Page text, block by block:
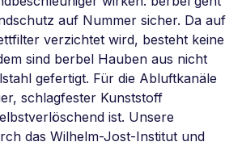
auf Nummer sicher. Da auf
verzichtet wird, besteht keine
sind berbel Hauben aus nicht
gefertigt. Für die Abluftkanäle
schlagfester Kunststoff
ist. Unsere
das Wilhelm-Jost-Institut und